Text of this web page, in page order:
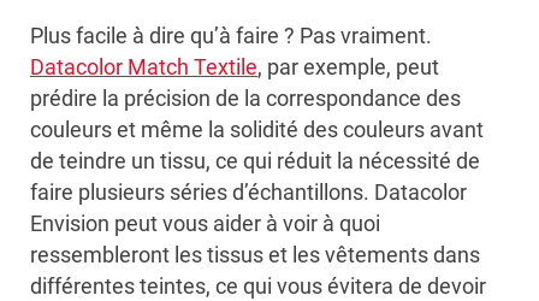
Plus facile à dire qu’à faire ? Pas vraiment.
Datacolor Match Textile, par exemple, peut
prédire la précision de la correspondance des
couleurs et même la solidité des couleurs avant
de teindre un tissu, ce qui réduit la nécessité de
faire plusieurs séries d’échantillons. Datacolor
Envision peut vous aider à voir à quoi
ressembleront les tissus et les vêtements dans
différentes teintes, ce qui vous évitera de devoir